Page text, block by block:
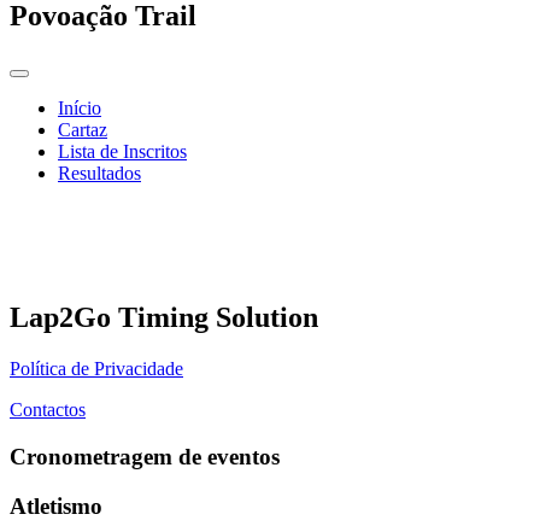
Povoação Trail
Início
Cartaz
Lista de Inscritos
Resultados
Lap2Go Timing Solution
Política de Privacidade
Contactos
Cronometragem de eventos
Atletismo